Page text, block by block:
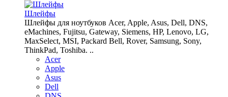
Шлейфы
Шлейфы для ноутбуков Acer, Apple, Asus, Dell, DNS,
eMachines, Fujitsu, Gateway, Siemens, HP, Lenovo, LG,
MaxSelect, MSI, Packard Bell, Rover, Samsung, Sony,
ThinkPad, Toshiba. ..
Acer
Apple
Asus
Dell